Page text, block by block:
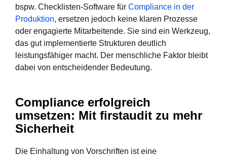
bspw. Checklisten-Software für Compliance in der
Produktion, ersetzen jedoch keine klaren Prozesse
oder engagierte Mitarbeitende. Sie sind ein Werkzeug,
das gut implementierte Strukturen deutlich
leistungsfähiger macht. Der menschliche Faktor bleibt
dabei von entscheidender Bedeutung.
Compliance erfolgreich
umsetzen: Mit firstaudit zu mehr
Sicherheit
Die Einhaltung von Vorschriften ist eine